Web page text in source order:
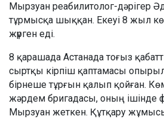
Мырзуан реабилитолог-дәрігер
тұрмысқа шыққан. Екеуі 8 жыл
жүрген еді.
8 қарашада Астанада тоғыз
сыртқы кірпіш қаптамасы
бірнеше тұрғын қалып қойған.
жәрдем бригадасы, оның ішінде
Мырзуан жеткен. Құтқару